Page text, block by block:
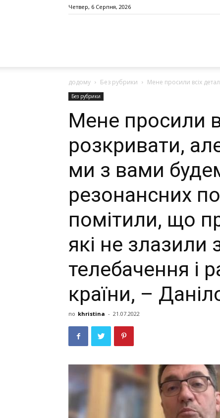
Четвер, 6 Серпня, 2026
додому Без рубрики Мене просили всіх
Без рубрики
Мене просили
розкривати,
ми з вами
резонансних
помітили, що
які не злазили
телебачення і
країни, –
по khristina - 21.07.2022